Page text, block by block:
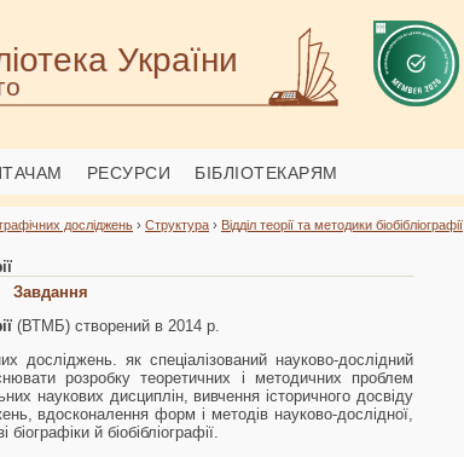
України
РЕСУРСИ БІБЛІОТЕКАРЯМ
досліджень › Структура › Відділ теорії та методики біобібліографії
Завдання
(ВТМБ) створений в 2014 р.
досліджень. як спеціалізований науково-дослідний
розробку теоретичних і методичних проблем
наукових дисциплін, вивчення історичного досвіду
вдосконалення форм і методів науково-дослідної,
й біобібліографії.